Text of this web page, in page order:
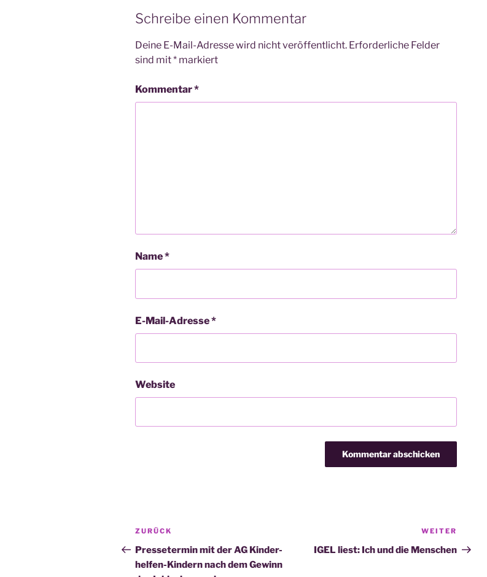
Schreibe einen Kommentar
Deine E-Mail-Adresse wird nicht veröffentlicht. Erforderliche Felder
sind mit* markiert
Kommentar*
Name*
E-Mail-Adresse*
Website
Beitragsnavigation
Vorheriger
Beitrag
ZURÜCK
Pressetermin mit der AG Kinder-
helfen-Kindern nach dem Gewinn
Beitrag
WEITER
IGEL liest: Ich und die Menschen